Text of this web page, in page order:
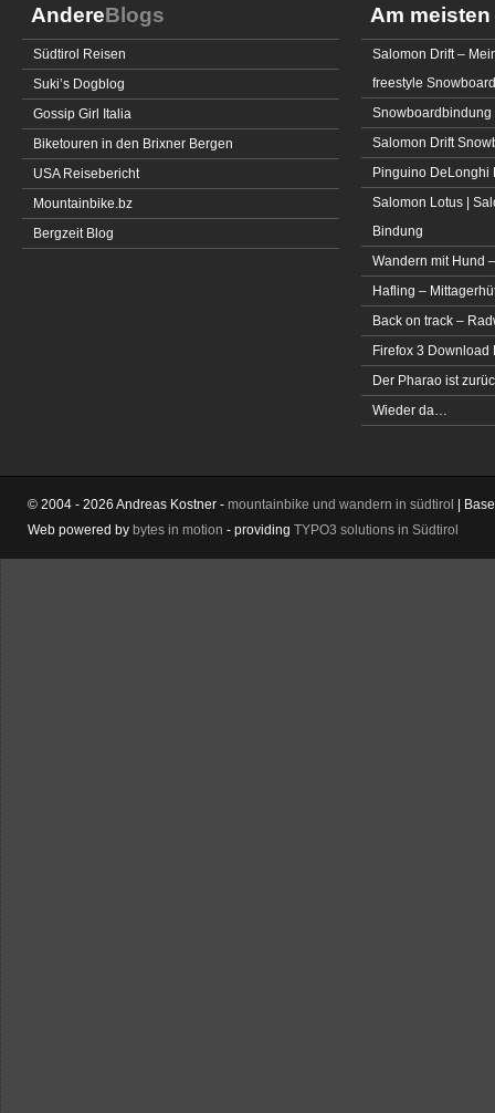
AndereBlogs
Südtirol Reisen
Suki’s Dogblog
Gossip Girl Italia
Biketouren in den Brixner Bergen
USA Reisebericht
Mountainbike.bz
Bergzeit Blog
Am meisten
Salomon Drift –
freestyle Snowboard
Snowboardbindung
Salomon Drift
Pinguino DeLonghi
Salomon Lotus |
Bindung
Wandern mit Hund
Hafling –
Back on track –
Firefox 3 Download
Der Pharao ist
Wieder da…
© 2004 - 2026 Andreas Kostner - mountainbike und wandern in südtirol |
Web powered by bytes in motion - providing TYPO3 solutions in Südtirol